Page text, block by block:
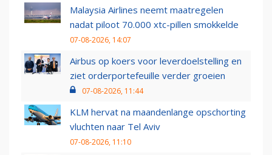
Malaysia Airlines neemt maatregelen
nadat piloot 70.000 xtc-pillen smokkelde
07-08-2026, 14:07
Airbus op koers voor leverdoelstelling en
ziet orderportefeuille verder groeien
07-08-2026, 11:44
KLM hervat na maandenlange opschorting
vluchten naar Tel Aviv
07-08-2026, 11:10